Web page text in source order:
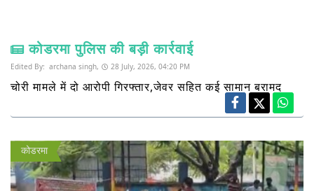
कोडरमा पुलिस की बड़ी कार्रवाई
Edited By: archana singh, 28 July, 2026, 04:20 PM
चोरी मामले में दो आरोपी गिरफ्तार,जेवर सहित कई सामान बरामद
कोडरमा